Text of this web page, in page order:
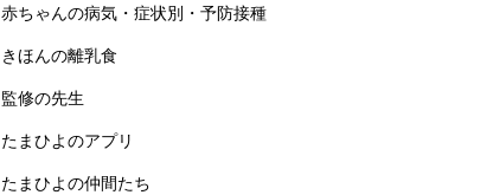
赤ちゃんの病気・症状別・予防接種
きほんの離乳食
監修の先生
たまひよのアプリ
たまひよの仲間たち